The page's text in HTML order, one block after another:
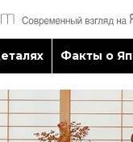
Факты о